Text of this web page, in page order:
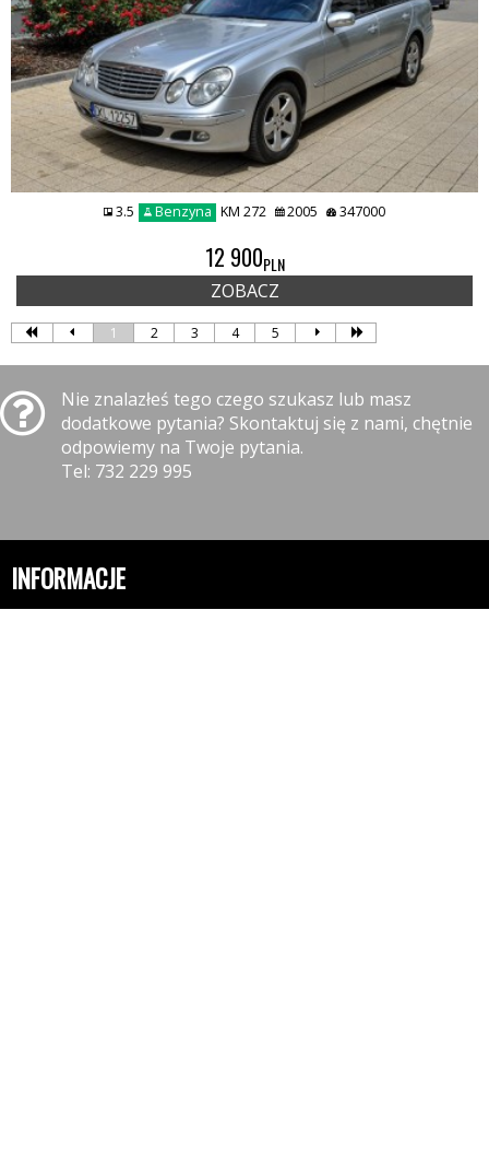
3.5 Benzyna KM 272 2005 347000
12 900PLN
ZOBACZ
1 2 3 4 5
Nie znalazłeś tego czego szukasz lub masz
dodatkowe pytania? Skontaktuj się z nami, chętnie
odpowiemy na Twoje pytania.
Tel: 732 229 995
INFORMACJE